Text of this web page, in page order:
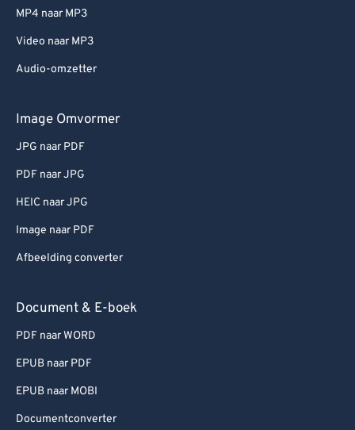
MP4 naar MP3
Video naar MP3
Audio-omzetter
Image Omvormer
JPG naar PDF
PDF naar JPG
HEIC naar JPG
Image naar PDF
Afbeelding converter
Document & E-boek
PDF naar WORD
EPUB naar PDF
EPUB naar MOBI
Documentconverter